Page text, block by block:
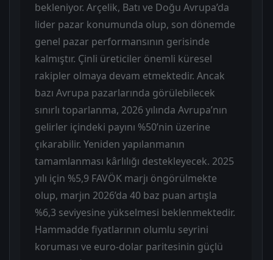
bekleniyor. Arçelik, Batı ve Doğu Avrupa’da
lider pazar konumunda olup, son dönemde
genel pazar performansının gerisinde
kalmıştır. Çinli üreticiler önemli küresel
rakipler olmaya devam etmektedir. Ancak
bazı Avrupa pazarlarında görülebilecek
sınırlı toparlanma, 2026 yılında Avrupa’nın
gelirler içindeki payını %50’nin üzerine
çıkarabilir. Yeniden yapılanmanın
tamamlanması kârlılığı destekleyecek. 2025
yılı için %5,9 FAVÖK marjı öngörülmekte
olup, marjın 2026’da 40 baz puan artışla
%6,3 seviyesine yükselmesi beklenmektedir.
Hammadde fiyatlarının olumlu seyrini
koruması ve euro-dolar paritesinin güçlü